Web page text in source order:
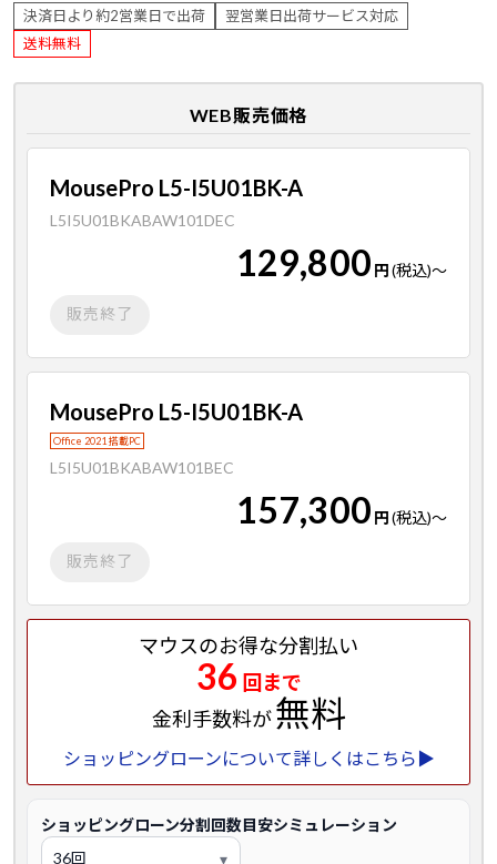
決済日より約2営業日で出荷
翌営業日出荷サービス対応
送料無料
WEB販売価格
MousePro L5-I5U01BK-A
L5I5U01BKABAW101DEC
129,800 円(税込)～
販売終了
MousePro L5-I5U01BK-A
Office 2021 搭載PC
L5I5U01BKABAW101BEC
157,300 円(税込)～
販売終了
マウスのお得な分割払い
36 回まで
金利手数料が無料
ショッピングローンについて詳しくはこちら▶
ショッピングローン分割回数目安シミュレーション